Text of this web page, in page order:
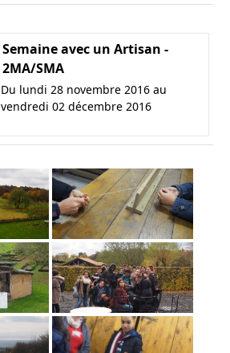
Semaine avec un Artisan -
2MA/SMA
Du lundi 28 novembre 2016 au
vendredi 02 décembre 2016